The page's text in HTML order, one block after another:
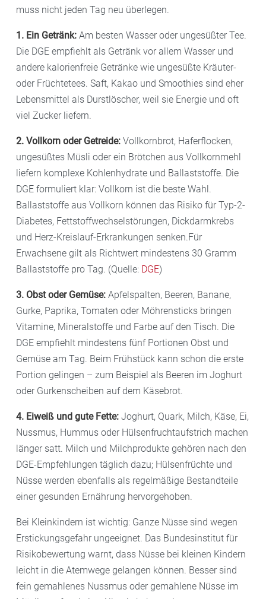
muss nicht jeden Tag neu überlegen.
1. Ein Getränk: Am besten Wasser oder ungesüßter Tee.
Die DGE empfiehlt als Getränk vor allem Wasser und
andere kalorienfreie Getränke wie ungesüßte Kräuter-
oder Früchtetees. Saft, Kakao und Smoothies sind eher
Lebensmittel als Durstlöscher, weil sie Energie und oft
viel Zucker liefern.
2. Vollkorn oder Getreide: Vollkornbrot, Haferflocken,
ungesüßtes Müsli oder ein Brötchen aus Vollkornmehl
liefern komplexe Kohlenhydrate und Ballaststoffe. Die
DGE formuliert klar: Vollkorn ist die beste Wahl.
Ballaststoffe aus Vollkorn können das Risiko für Typ-2-
Diabetes, Fettstoffwechselstörungen, Dickdarmkrebs
und Herz-Kreislauf-Erkrankungen senken.Für
Erwachsene gilt als Richtwert mindestens 30 Gramm
Ballaststoffe pro Tag. (Quelle: DGE)
3. Obst oder Gemüse: Apfelspalten, Beeren, Banane,
Gurke, Paprika, Tomaten oder Möhrensticks bringen
Vitamine, Mineralstoffe und Farbe auf den Tisch. Die
DGE empfiehlt mindestens fünf Portionen Obst und
Gemüse am Tag. Beim Frühstück kann schon die erste
Portion gelingen – zum Beispiel als Beeren im Joghurt
oder Gurkenscheiben auf dem Käsebrot.
4. Eiweiß und gute Fette: Joghurt, Quark, Milch, Käse, Ei,
Nussmus, Hummus oder Hülsenfruchtaufstrich machen
länger satt. Milch und Milchprodukte gehören nach den
DGE-Empfehlungen täglich dazu; Hülsenfrüchte und
Nüsse werden ebenfalls als regelmäßige Bestandteile
einer gesunden Ernährung hervorgehoben.
Bei Kleinkindern ist wichtig: Ganze Nüsse sind wegen
Erstickungsgefahr ungeeignet. Das Bundesinstitut für
Risikobewertung warnt, dass Nüsse bei kleinen Kindern
leicht in die Atemwege gelangen können. Besser sind
fein gemahlenes Nussmus oder gemahlene Nüsse im